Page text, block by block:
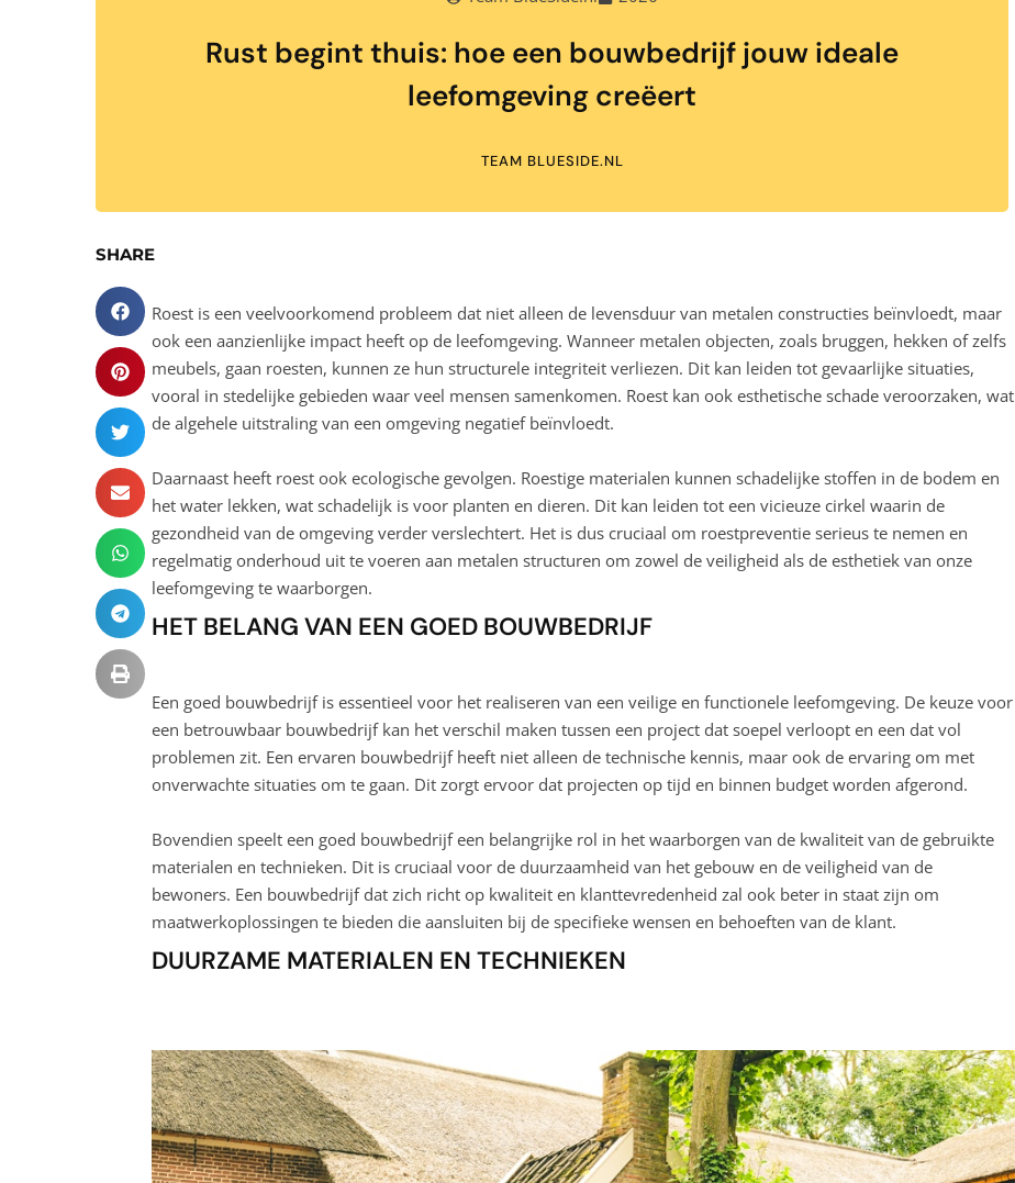
Rust begint thuis: hoe een bouwbedrijf jouw ideale
leefomgeving creëert
TEAM BLUESIDE.NL
SHARE
Roest is een veelvoorkomend probleem dat niet alleen de levensduur van metalen constructies beïnvloedt, maar
ook een aanzienlijke impact heeft op de leefomgeving. Wanneer metalen objecten, zoals bruggen, hekken of zelfs
meubels, gaan roesten, kunnen ze hun structurele integriteit verliezen. Dit kan leiden tot gevaarlijke situaties,
vooral in stedelijke gebieden waar veel mensen samenkomen. Roest kan ook esthetische schade veroorzaken, wat
de algehele uitstraling van een omgeving negatief beïnvloedt.
Daarnaast heeft roest ook ecologische gevolgen. Roestige materialen kunnen schadelijke stoffen in de bodem en
het water lekken, wat schadelijk is voor planten en dieren. Dit kan leiden tot een vicieuze cirkel waarin de
gezondheid van de omgeving verder verslechtert. Het is dus cruciaal om roestpreventie serieus te nemen en
regelmatig onderhoud uit te voeren aan metalen structuren om zowel de veiligheid als de esthetiek van onze
leefomgeving te waarborgen.
HET BELANG VAN EEN GOED BOUWBEDRIJF
Een goed bouwbedrijf is essentieel voor het realiseren van een veilige en functionele leefomgeving. De keuze voor
een betrouwbaar bouwbedrijf kan het verschil maken tussen een project dat soepel verloopt en een dat vol
problemen zit. Een ervaren bouwbedrijf heeft niet alleen de technische kennis, maar ook de ervaring om met
onverwachte situaties om te gaan. Dit zorgt ervoor dat projecten op tijd en binnen budget worden afgerond.
Bovendien speelt een goed bouwbedrijf een belangrijke rol in het waarborgen van de kwaliteit van de gebruikte
materialen en technieken. Dit is cruciaal voor de duurzaamheid van het gebouw en de veiligheid van de
bewoners. Een bouwbedrijf dat zich richt op kwaliteit en klanttevredenheid zal ook beter in staat zijn om
maatwerkoplossingen te bieden die aansluiten bij de specifieke wensen en behoeften van de klant.
DUURZAME MATERIALEN EN TECHNIEKEN